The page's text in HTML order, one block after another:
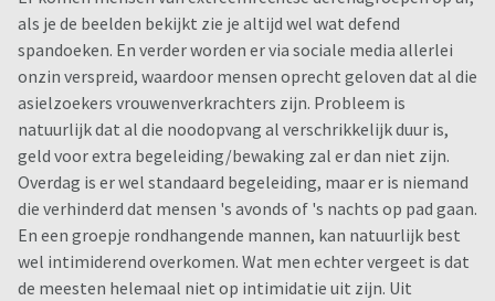
als je de beelden bekijkt zie je altijd wel wat defend
spandoeken. En verder worden er via sociale media allerlei
onzin verspreid, waardoor mensen oprecht geloven dat al die
asielzoekers vrouwenverkrachters zijn. Probleem is
natuurlijk dat al die noodopvang al verschrikkelijk duur is,
geld voor extra begeleiding/bewaking zal er dan niet zijn.
Overdag is er wel standaard begeleiding, maar er is niemand
die verhinderd dat mensen 's avonds of 's nachts op pad gaan.
En een groepje rondhangende mannen, kan natuurlijk best
wel intimiderend overkomen. Wat men echter vergeet is dat
de meesten helemaal niet op intimidatie uit zijn. Uit